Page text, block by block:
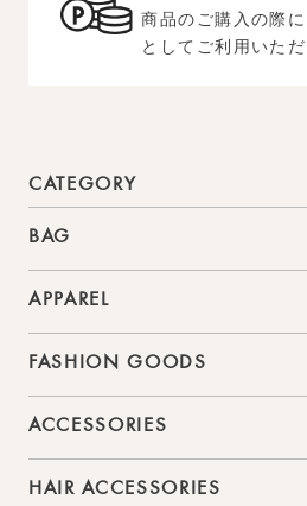
商品のご購入の際
としてご利用いた
CATEGORY
BAG
APPAREL
FASHION GOODS
ACCESSORIES
HAIR ACCESSORIES